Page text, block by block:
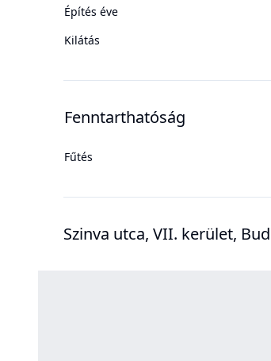
Építés éve
Kilátás
Fenntarthatóság
Fűtés
Szinva utca, VII. kerület,